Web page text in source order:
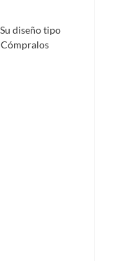
bicicletas y
diseño tipo